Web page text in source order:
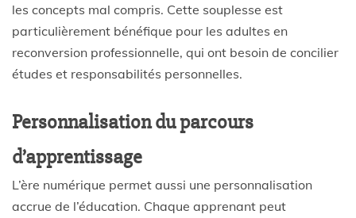
les concepts mal compris. Cette souplesse est
particulièrement bénéfique pour les adultes en
reconversion professionnelle, qui ont besoin de concilier
études et responsabilités personnelles.
Personnalisation du parcours
d’apprentissage
L’ère numérique permet aussi une personnalisation
accrue de l’éducation. Chaque apprenant peut